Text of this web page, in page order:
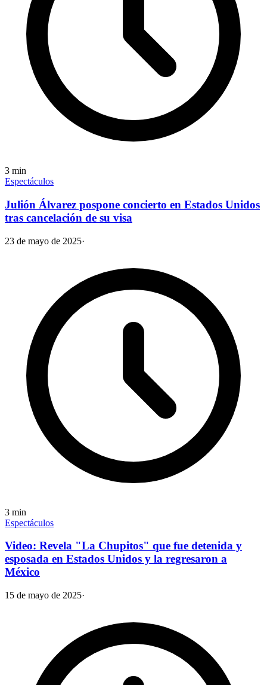
3 min
Espectáculos
Julión Álvarez pospone concierto en Estados Unidos
tras cancelación de su visa
23 de mayo de 2025·
3 min
Espectáculos
Video: Revela "La Chupitos" que fue detenida y
esposada en Estados Unidos y la regresaron a
México
15 de mayo de 2025·